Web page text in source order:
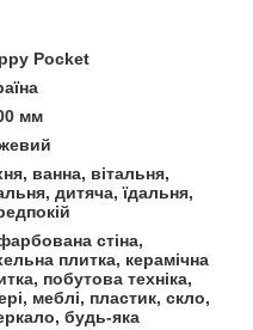
Pocket
мм
ванна, вітальня,
дитяча, їдальня,
стіна,
плитка, керамічна
побутова техніка,
меблі, пластик, скло,
будь-яка